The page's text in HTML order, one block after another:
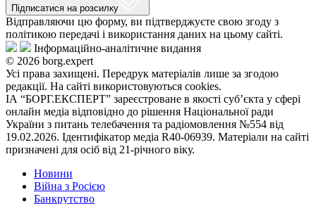
Підписатися на розсилку
Відправляючи цю форму, ви підтверджуєте свою згоду з
політикою передачі і використання даних на цьому сайті.
Інформаційно-аналітичне видання
© 2026 borg.expert
Усі права захищені. Передрук матеріалів лише за згодою
редакції. На сайті використовуються cookies.
ІА “БОРГ.ЕКСПЕРТ” зареєстроване в якості суб’єкта у сфері
онлайн медіа відповідно до рішення Національної ради
України з питань телебачення та радіомовлення №554 від
19.02.2026. Ідентифікатор медіа R40-06939. Матеріали на сайті
призначені для осіб від 21-річного віку.
Новини
Війна з Росією
Банкрутство